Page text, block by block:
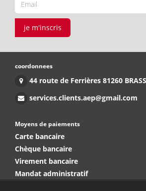
je m'inscris
coordonnees
44 route de Ferrières 81260
services.clients.aep@gmail.com
Moyens de paiements
Carte bancaire
Chèque bancaire
Virement bancaire
Mandat administratif